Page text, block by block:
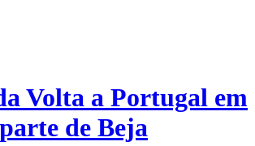
Volta a Portugal em
de Beja